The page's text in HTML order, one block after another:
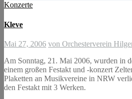
Konzerte
Kleve
Mai 27, 2006 von Orchesterverein
Am Sonntag, 21. Mai 2006, wurden in
einem großen Festakt und -konzert
Plaketten an Musikvereine in NRW
den Festakt mit 3 Werken.